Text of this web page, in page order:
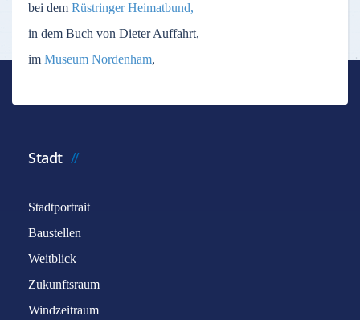
bei dem Rüstringer Heimatbund,
in dem Buch von Dieter Auffahrt,
im Museum Nordenham,
Stadt
Stadtportrait
Baustellen
Weitblick
Zukunftsraum
Windzeitraum